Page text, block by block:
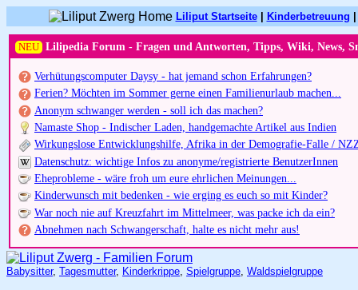
Liliput Startseite| Kinderbetreuung
NEU Lilipedia Forum - Fragen und Antworten, Tipps, Wiki, News,
Verhütungscomputer Daysy - hat jemand schon Erfahrungen?
Ferien? Möchten im Sommer gerne einen Familienurlaub machen...
Anonym schwanger werden - soll ich das machen?
Namaste Shop - Indischer Laden, handgemachte Artikel aus Indien
Wirkungslose Entwicklungshilfe, Afrika in der Demografie-Falle /
Datenschutz: wichtige Infos zu anonyme/registrierte BenutzerInnen
Eheprobleme - wäre froh um eure ehrlichen Meinungen...
Kinderwunsch mit bedenken - wie erging es euch so mit Kinder?
War noch nie auf Kreuzfahrt im Mittelmeer, was packe ich da ein?
Abnehmen nach Schwangerschaft, halte es nicht mehr aus!
Babysitter, Tagesmutter, Kinderkrippe, Spielgruppe, Waldspielgruppe